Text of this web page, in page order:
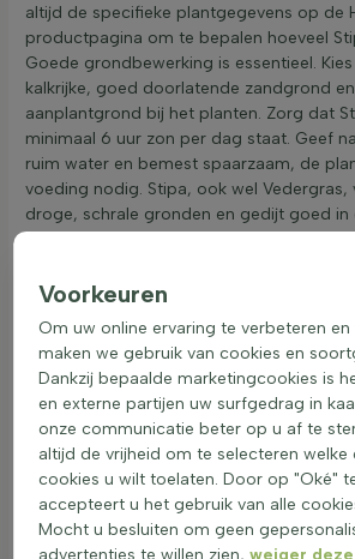
altijd de specifieke plantgegevens op de
productpagina om te bepalen hoeveel
Goede grondbewerking is essentieel.
kalkrijke, goed doorlatende zandgrond
aanplantgrond bij het planten. Zorg dat
minimaal 6 uur zon per dag staat. Geef
ruim water en bemest spaarzaam, de
voeding nodig. Stipa, ook wel Vedergras,
droge, schrale gronden en gedijt goed in
tegen droogte en hitte, wat hem een
Onderhoud van Stipa: snoeien
stimuleren
Stipa, ook bekend als vedergras, is een
tuinen. Het is een droogtetolerante plant
zomer prachtig is in borders en
biedt zaden die vogels aantrekken. Zorg
belangrijk voor een gezonde groei en
Hieronder staan de belangrijkste
Voorkeuren
Om uw online ervaring te verbeteren
maken we gebruik van cookies en
Dankzij bepaalde marketingcookies is
en externe partijen uw surfgedrag in
onze communicatie beter op u af te
altijd de vrijheid om te selecteren welke
cookies u wilt toelaten. Door op "Oké"
accepteert u het gebruik van alle
Mocht u besluiten om geen
advertenties te willen zien,weiger